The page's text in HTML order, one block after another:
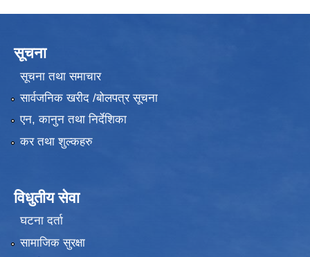
सूचना
सूचना तथा समाचार
सार्वजनिक खरीद /बोलपत्र सूचना
एन, कानुन तथा निर्देशिका
कर तथा शुल्कहरु
विधुतीय सेवा
घटना दर्ता
सामाजिक सुरक्षा